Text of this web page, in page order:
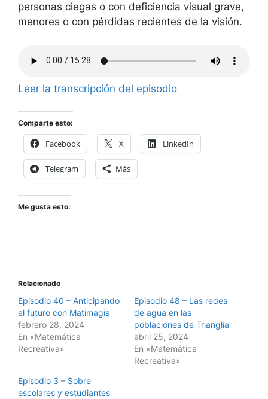
personas ciegas o con deficiencia visual grave,
menores o con pérdidas recientes de la visión.
Leer la transcripción del episodio
Comparte esto:
Facebook X LinkedIn
Telegram Más
Me gusta esto:
Relacionado
Episodio 40 – Anticipando
el futuro con Matimagia
febrero 28, 2024
En «Matemática
Recreativa»
Episodio 48 – Las redes
de agua en las
poblaciones de Trianglia
abril 25, 2024
En «Matemática
Recreativa»
Episodio 3 – Sobre
escolares y estudiantes